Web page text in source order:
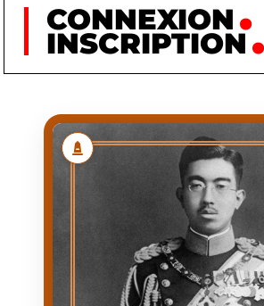
CONNEXION
INSCRIPTION
HIROHITO
HIROHITO (NOM DE
RÈGNE : SHŌWA)
1901/04/29
1989/01/07
NAISSANCE AU PALAIS
D'AOYAMA À TOKYO
1901/04/29